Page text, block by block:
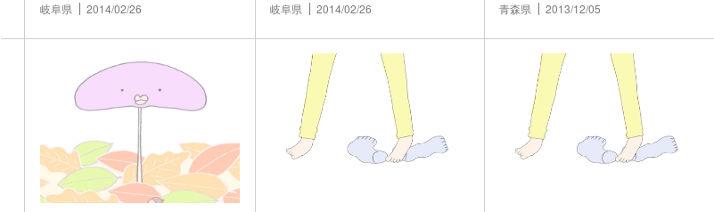
岐阜県 2014/02/26 岐阜県 2014/02/26 青森県 2013/12/05